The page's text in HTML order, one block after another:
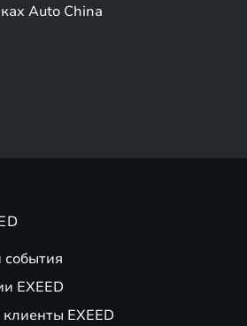
Auto China
события
EXEED
EXEED